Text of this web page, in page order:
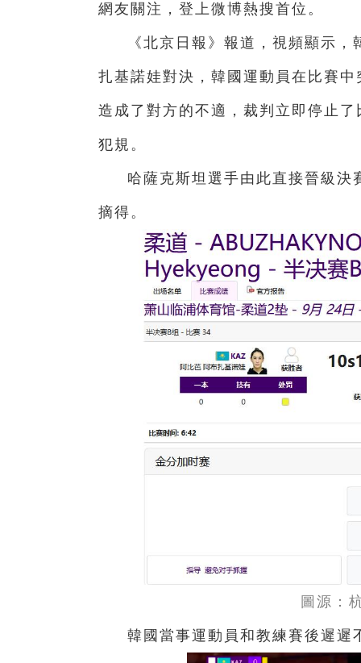
網友關注，登上微博熱搜首位。
《北京日報》報道，視頻顯示
扎基諾娃對決，韓國運動員在比賽
造成了對方的不適，裁判立即停止
犯規。
哈薩克斯坦選手由此直接晉級
摘得。
圖源：
韓國當事運動員和教練賽後遲遲